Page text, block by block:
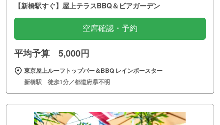
【新橋駅すぐ】屋上テラスBBQ＆ビアガーデン
空席確認・予約
平均予算 5,000円
東京屋上ルーフトップバー＆BBQ レインボースター
新橋駅 徒歩1分／都道府県不明